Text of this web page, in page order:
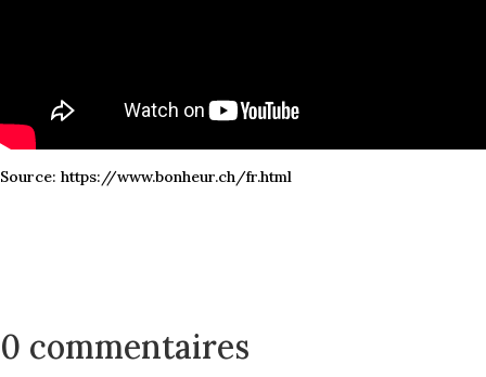
Source: https://www.bonheur.ch/fr.html
0 commentaires